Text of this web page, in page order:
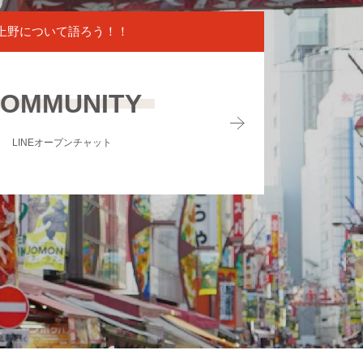
野について語ろう！！
LINEオープンチャット